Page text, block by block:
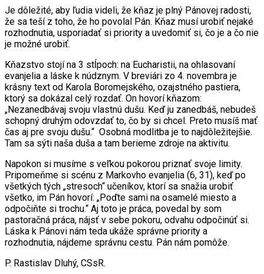
Je dôležité, aby ľudia videli, že kňaz je plný Pánovej radosti,
že sa teší z toho, že ho povolal Pán. Kňaz musí urobiť nejaké
rozhodnutia, usporiadať si priority a uvedomiť si, čo je a čo nie
je možné urobiť.
Kňazstvo stojí na 3 stĺpoch: na Eucharistii, na ohlasovaní
evanjelia a láske k núdznym. V breviári zo 4. novembra je
krásny text od Karola Boromejského, ozajstného pastiera,
ktorý sa dokázal celý rozdať. On hovorí kňazom:
„Nezanedbávaj svoju vlastnú dušu. Keď ju zanedbáš, nebudeš
schopný druhým odovzdať to, čo by si chcel. Preto musíš mať
čas aj pre svoju dušu.“ Osobná modlitba je to najdôležitejšie.
Tam sa sýti naša duša a tam berieme zdroje na aktivitu.
Napokon si musíme s veľkou pokorou priznať svoje limity.
Pripomeňme si scénu z Markovho evanjelia (6, 31), keď po
všetkých tých „stresoch“ učeníkov, ktorí sa snažia urobiť
všetko, im Pán hovorí: „Poďte sami na osamelé miesto a
odpočiňte si trochu.“ Aj toto je práca, povedal by som
pastoračná práca, nájsť v sebe pokoru, odvahu odpočinúť si.
Láska k Pánovi nám teda ukáže správne priority a
rozhodnutia, nájdeme správnu cestu. Pán nám pomôže.
P. Rastislav Dluhý, CSsR.